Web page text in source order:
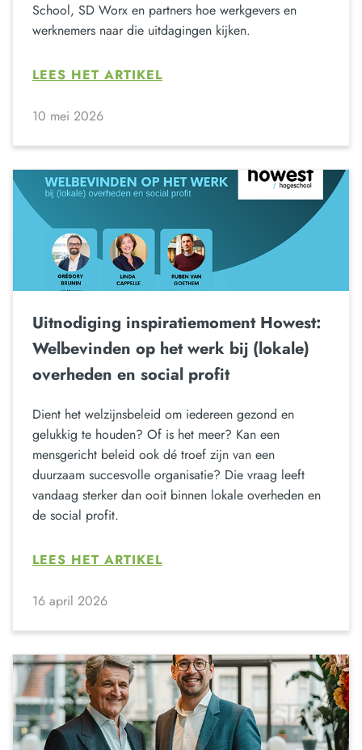
School, SD Worx en partners hoe werkgevers en
werknemers naar die uitdagingen kijken.
LEES HET ARTIKEL
10 mei 2026
Uitnodiging inspiratiemoment Howest:
Welbevinden op het werk bij (lokale)
overheden en social profit
Dient het welzijnsbeleid om iedereen gezond en
gelukkig te houden? Of is het meer? Kan een
mensgericht beleid ook dé troef zijn van een
duurzaam succesvolle organisatie? Die vraag leeft
vandaag sterker dan ooit binnen lokale overheden en
de social profit.
LEES HET ARTIKEL
16 april 2026